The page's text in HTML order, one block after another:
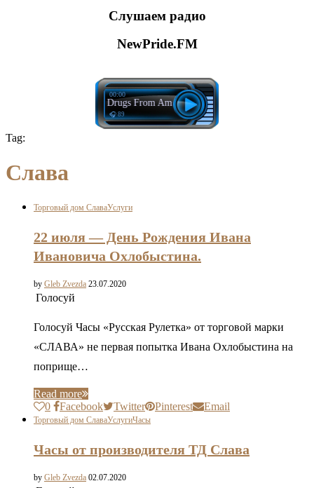
Слушаем радио
NewPride.FM
Mau P - Drugs From Amsterdam
00:00
🎧 89
Tag:
Слава
Торговый дом СлаваУслуги
22 июля — День Рождения Ивана
Ивановича Охлобыстина.
by Gleb Zvezda 23.07.2020
Голосуй
Голосуй Часы «Русская Рулетка» от торговой марки
«СЛАВА» не первая попытка Ивана Охлобыстина на
поприще…
Read more
0
Facebook Twitter Pinterest Email
Торговый дом СлаваУслугиЧасы
Часы от производителя ТД Слава
by Gleb Zvezda 02.07.2020